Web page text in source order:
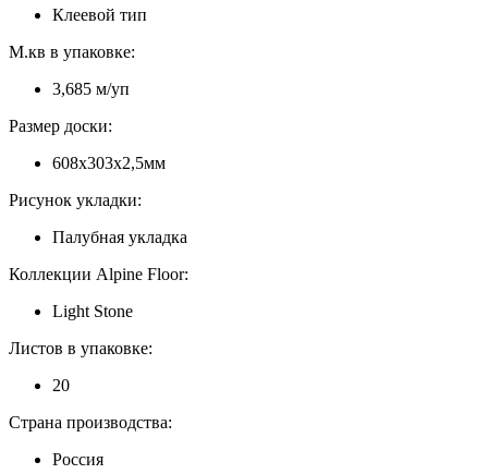
Клеевой тип
М.кв в упаковке:
3,685 м/уп
Размер доски:
608х303х2,5мм
Рисунок укладки:
Палубная укладка
Коллекции Alpine Floor:
Light Stone
Листов в упаковке:
20
Страна производства:
Россия